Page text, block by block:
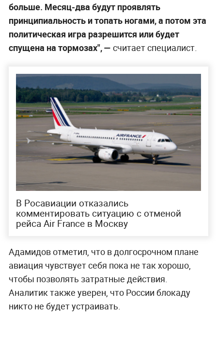
больше. Месяц-два будут проявлять
принципиальность и топать ногами, а потом эта
политическая игра разрешится или будет
спущена на тормозах", — считает специалист.
В Росавиации отказались
комментировать ситуацию с отменой
рейса Air France в Москву
Адамидов отметил, что в долгосрочном плане
авиация чувствует себя пока не так хорошо,
чтобы позволять затратные действия.
Аналитик также уверен, что России блокаду
никто не будет устраивать.